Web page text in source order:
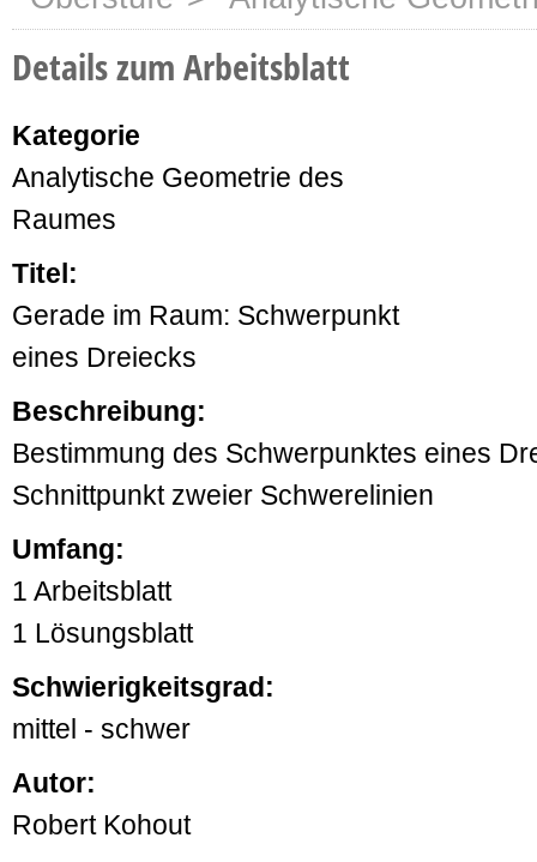
Details zum Arbeitsblatt
Kategorie
Analytische Geometrie des
Raumes
Titel:
Gerade im Raum: Schwerpunkt
eines Dreiecks
Beschreibung:
Bestimmung des Schwerpunktes eines
Schnittpunkt zweier Schwerelinien
Umfang:
1 Arbeitsblatt
1 Lösungsblatt
Schwierigkeitsgrad:
mittel - schwer
Autor:
Robert Kohout